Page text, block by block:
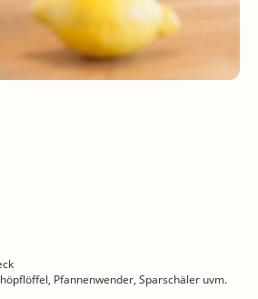
Pfannenwender, Sparschäler uvm.